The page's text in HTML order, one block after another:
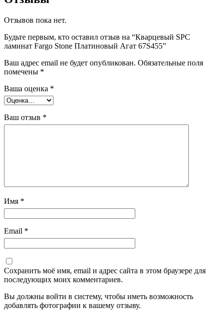
Отзывов пока нет.
Будьте первым, кто оставил отзыв на “Кварцевый SPC
ламинат Fargo Stone Платиновый Агат 67S455”
Ваш адрес email не будет опубликован. Обязательные поля
помечены *
Ваша оценка *
Ваш отзыв *
Имя *
Email *
Сохранить моё имя, email и адрес сайта в этом браузере для
последующих моих комментариев.
Вы должны войти в систему, чтобы иметь возможность
добавлять фотографии к вашему отзыву.